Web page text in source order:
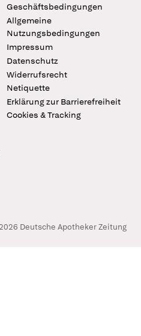
Geschäftsbedingungen
Allgemeine
Nutzungsbedingungen
Impressum
Datenschutz
Widerrufsrecht
Netiquette
Erklärung zur Barrierefreiheit
Cookies & Tracking
Deutsche Apotheker Zeitung